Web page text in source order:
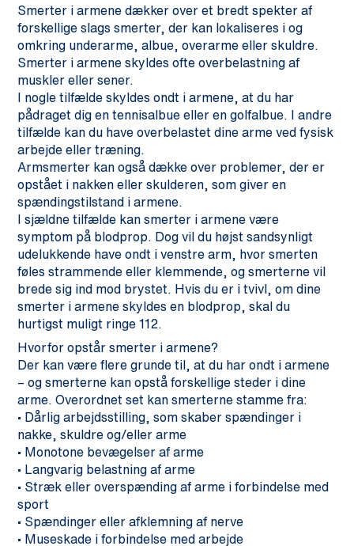
Smerter i armene dækker over et bredt spekter af
forskellige slags smerter, der kan lokaliseres i og
omkring underarme, albue, overarme eller skuldre.
Smerter i armene skyldes ofte overbelastning af
muskler eller sener.
I nogle tilfælde skyldes ondt i armene, at du har
pådraget dig en tennisalbue eller en golfalbue. I andre
tilfælde kan du have overbelastet dine arme ved fysisk
arbejde eller træning.
Armsmerter kan også dække over problemer, der er
opstået i nakken eller skulderen, som giver en
spændingstilstand i armene.
I sjældne tilfælde kan smerter i armene være
symptom på blodprop. Dog vil du højst sandsynligt
udelukkende have ondt i venstre arm, hvor smerten
føles strammende eller klemmende, og smerterne vil
brede sig ind mod brystet. Hvis du er i tvivl, om dine
smerter i armene skyldes en blodprop, skal du
hurtigst muligt ringe 112.
Hvorfor opstår smerter i armene?
Der kan være flere grunde til, at du har ondt i armene
– og smerterne kan opstå forskellige steder i dine
arme. Overordnet set kan smerterne stamme fra:
• Dårlig arbejdsstilling, som skaber spændinger i
nakke, skuldre og/eller arme
• Monotone bevægelser af arme
• Langvarig belastning af arme
• Stræk eller overspænding af arme i forbindelse med
sport
• Spændinger eller afklemning af nerve
• Museskade i forbindelse med arbejde